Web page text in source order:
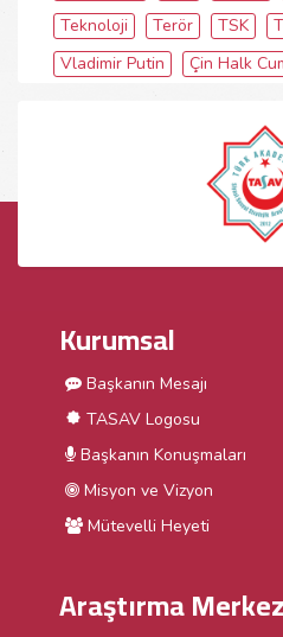
Teknoloji
Terör TSK
Vladimir Putin
Çin Halk
Kurumsal
Başkanın Mesajı
TASAV Logosu
Başkanın Konuşmaları
Misyon ve Vizyon
Mütevelli Heyeti
Araştırma